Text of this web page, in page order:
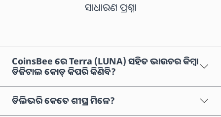
ସାଧାରଣ ପ୍ରଶ୍ନ।
CoinsBee ରେ Terra (LUNA) ସହିତ ଭାଉଚର କିମ୍ବା
ଡିଜିଟାଲ କୋଡ୍ କିପରି କିଣିବି?
ଡିଲିଭରି କେତେ ଶୀଘ୍ର ମିଳେ?